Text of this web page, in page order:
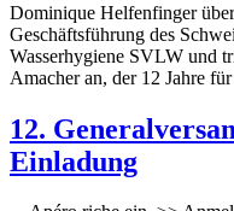
Dominique Helfenfinger
Geschäftsführung des
Wasserhygiene SVLW und
Amacher an, der 12 Jahre
12.
Einladung